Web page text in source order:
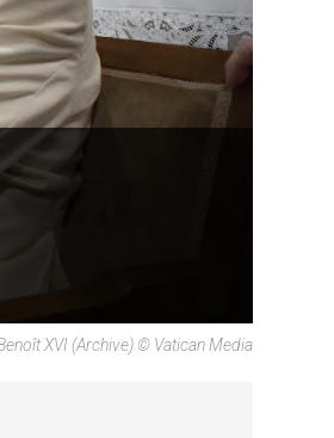
XVI (archive) © Vatican Media